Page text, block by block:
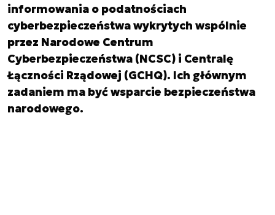
informowania o podatnościach
cyberbezpieczeństwa wykrytych wspólnie
przez Narodowe Centrum
Cyberbezpieczeństwa (NCSC) i Centralę
Łączności Rządowej (GCHQ). Ich głównym
zadaniem ma być wsparcie bezpieczeństwa
narodowego.